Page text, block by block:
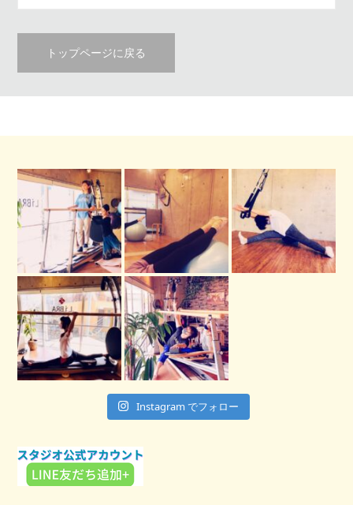
トップページに戻る
Instagram でフォロー